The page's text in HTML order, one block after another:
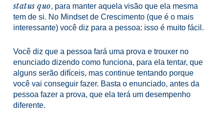
status quo, para manter aquela visão que ela mesma
tem de si. No Mindset de Crescimento (que é o mais
interessante) você diz para a pessoa: isso é muito fácil.
Você diz que a pessoa fará uma prova e trouxer no
enunciado dizendo como funciona, para ela tentar, que
alguns serão difíceis, mas continue tentando porque
você vai conseguir fazer. Basta o enunciado, antes da
pessoa fazer a prova, que ela terá um desempenho
diferente.